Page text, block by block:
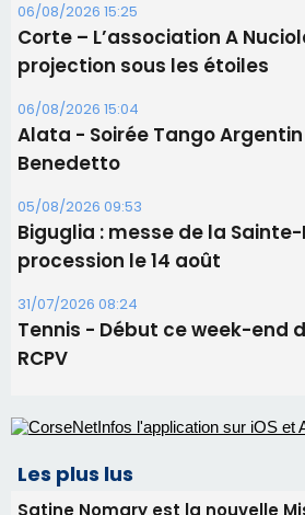
06/08/2026 15:25
Corte – L’association A
projection sous les étoiles
06/08/2026 15:04
Alata - Soirée Tango
Benedetto
05/08/2026 09:53
Biguglia : messe de la
procession le 14 août
31/07/2026 08:24
Tennis - Début ce week-end
RCPV
Les plus lus